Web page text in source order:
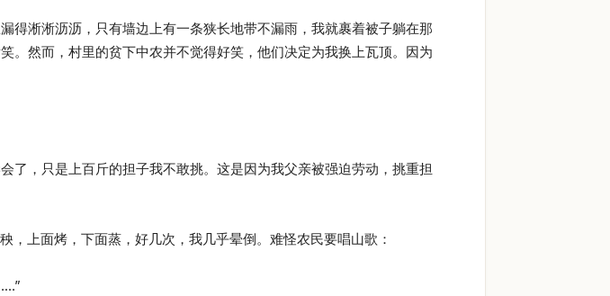
得淅淅沥沥，只有墙边上有一条狭长地带不漏雨，我就裹着被子躺在那
。然而，村里的贫下中农并不觉得好笑，他们决定为我换上瓦顶。因为
了，只是上百斤的担子我不敢挑。这是因为我父亲被强迫劳动，挑重担
上面烤，下面蒸，好几次，我几乎晕倒。难怪农民要唱山歌：